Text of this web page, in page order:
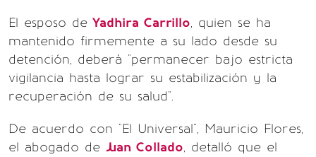
El esposo de Yadhira Carrillo, quien se ha
mantenido firmemente a su lado desde su
detención, deberá "permanecer bajo estricta
vigilancia hasta lograr su estabilización y la
recuperación de su salud".
De acuerdo con "El Universal", Mauricio Flores,
el abogado de Juan Collado, detalló que el